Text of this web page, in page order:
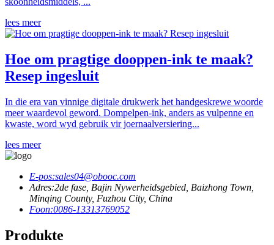
lees meer
Hoe om pragtige dooppen-ink te maak?
Resep ingesluit
In die era van vinnige digitale drukwerk het handgeskrewe woorde
meer waardevol geword. Dompelpen-ink, anders as vulpenne en
kwaste, word wyd gebruik vir joernaalversiering...
lees meer
E-pos:sales04@obooc.com
Adres:2de fase, Bajin Nywerheidsgebied, Baizhong Town,
Minqing County, Fuzhou City, China
Foon:0086-13313769052
Produkte